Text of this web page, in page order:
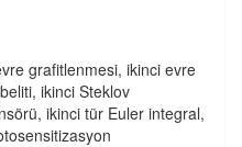
grafitlenmesi, ikinci evre
ikinci Steklov
ikinci tür Euler integral,